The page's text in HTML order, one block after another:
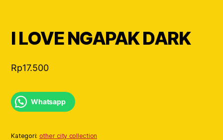
I LOVE NGAPAK DARK
Rp17.500
Whatsapp
Kategori: other city collection